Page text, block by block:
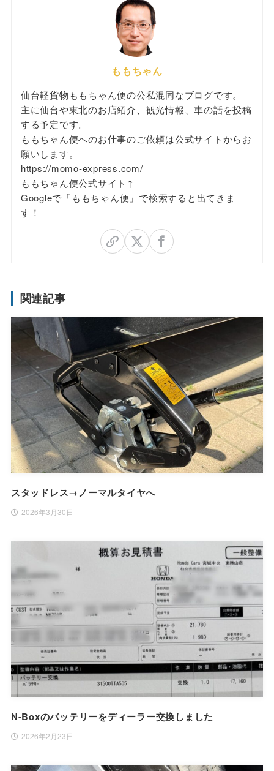
ももちゃん
仙台軽貨物ももちゃん便の公私混同なブログです。
主に仙台や東北のお店紹介、観光情報、車の話を投稿
する予定です。
ももちゃん便へのお仕事のご依頼は公式サイトからお
願いします。
https://momo-express.com/
ももちゃん便公式サイト↑
Googleで「ももちゃん便」で検索すると出てきま
す！
関連記事
スタッドレス→ノーマルタイヤへ
2026年3月30日
N-Boxのバッテリーをディーラー交換しました
2026年2月23日